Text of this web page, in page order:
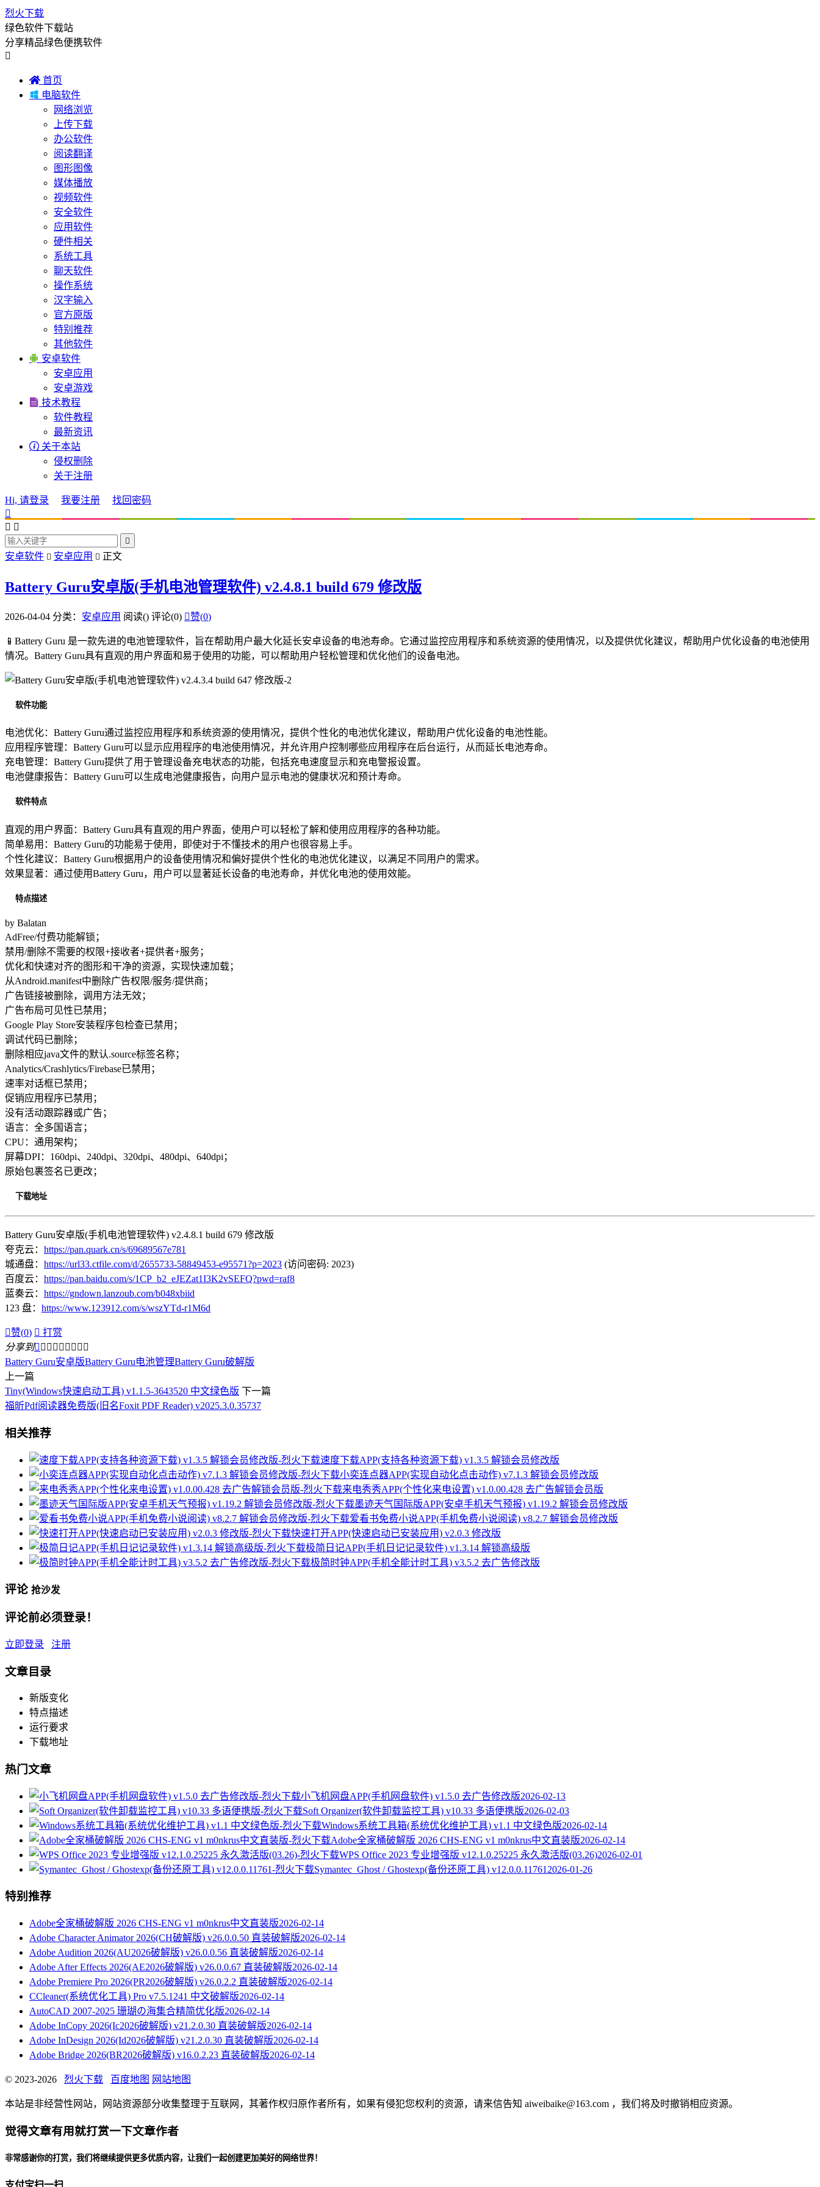
烈火下载
绿色软件下载站
分享精品绿色便携软件

 首页
 电脑软件
网络浏览
上传下载
办公软件
阅读翻译
图形图像
媒体播放
视频软件
安全软件
应用软件
硬件相关
系统工具
聊天软件
操作系统
汉字输入
官方原版
特别推荐
其他软件
 安卓软件
安卓应用
安卓游戏
 技术教程
软件教程
最新资讯
 关于本站
侵权删除
关于注册
Hi, 请登录 我要注册
找回密码

 

安卓软件  安卓应用  正文
Battery Guru安卓版(手机电池管理软件) v2.4.8.1 build 679 修改版
2026-04-04 分类： 安卓应用 阅读() 评论(0) 赞(0)
📱Battery Guru 是一款先进的电池管理软件，旨在帮助用户最大化延长安卓设备的电池寿命。它通过监控应用程序和系统资源的使用情况，以及提供优化建议，帮助用户优化设备的电池使用
情况。Battery Guru具有直观的用户界面和易于使用的功能，可以帮助用户轻松管理和优化他们的设备电池。
软件功能
电池优化：Battery Guru通过监控应用程序和系统资源的使用情况，提供个性化的电池优化建议，帮助用户优化设备的电池性能。
应用程序管理：Battery Guru可以显示应用程序的电池使用情况，并允许用户控制哪些应用程序在后台运行，从而延长电池寿命。
充电管理：Battery Guru提供了用于管理设备充电状态的功能，包括充电速度显示和充电警报设置。
电池健康报告：Battery Guru可以生成电池健康报告，向用户显示电池的健康状况和预计寿命。
软件特点
直观的用户界面：Battery Guru具有直观的用户界面，使用户可以轻松了解和使用应用程序的各种功能。
简单易用：Battery Guru的功能易于使用，即使对于不懂技术的用户也很容易上手。
个性化建议：Battery Guru根据用户的设备使用情况和偏好提供个性化的电池优化建议，以满足不同用户的需求。
效果显著：通过使用Battery Guru，用户可以显著延长设备的电池寿命，并优化电池的使用效能。
特点描述
by Balatan
AdFree/付费功能解锁；
禁用/删除不需要的权限+接收者+提供者+服务；
优化和快速对齐的图形和干净的资源，实现快速加载；
从Android.manifest中删除广告权限/服务/提供商；
广告链接被删除，调用方法无效；
广告布局可见性已禁用；
Google Play Store安装程序包检查已禁用；
调试代码已删除；
删除相应java文件的默认.source标签名称；
Analytics/Crashlytics/Firebase已禁用；
速率对话框已禁用；
促销应用程序已禁用；
没有活动跟踪器或广告；
语言：全多国语言；
CPU：通用架构；
屏幕DPI：160dpi、240dpi、320dpi、480dpi、640dpi；
原始包裹签名已更改；
下载地址
Battery Guru安卓版(手机电池管理软件) v2.4.8.1 build 679 修改版
夸克云： https://pan.quark.cn/s/69689567e781
城通盘： https://url33.ctfile.com/d/2655733-58849453-e95571?p=2023 (访问密码: 2023)
百度云： https://pan.baidu.com/s/1CP_b2_eJEZat1I3K2vSEFQ?pwd=raf8
蓝奏云： https://gndown.lanzoub.com/b048xbiid
123 盘： https://www.123912.com/s/wszYTd-r1M6d
赞(0)  打赏
分享到        
Battery Guru安卓版Battery Guru电池管理Battery Guru破解版
上一篇
Tiny(Windows快速启动工具) v1.1.5-3643520 中文绿色版 下一篇
福昕Pdf阅读器免费版(旧名Foxit PDF Reader) v2025.3.0.35737
相关推荐
速度下载APP(支持各种资源下载) v1.3.5 解锁会员修改版
小奕连点器APP(实现自动化点击动作) v7.1.3 解锁会员修改版
来电秀秀APP(个性化来电设置) v1.0.00.428 去广告解锁会员版
墨迹天气国际版APP(安卓手机天气预报) v1.19.2 解锁会员修改版
爱看书免费小说APP(手机免费小说阅读) v8.2.7 解锁会员修改版
快速打开APP(快速启动已安装应用) v2.0.3 修改版
极简日记APP(手机日记记录软件) v1.3.14 解锁高级版
极简时钟APP(手机全能计时工具) v3.5.2 去广告修改版
评论 抢沙发
评论前必须登录！
立即登录 注册
文章目录
新版变化
特点描述
运行要求
下载地址
热门文章
小飞机网盘APP(手机网盘软件) v1.5.0 去广告修改版2026-02-13
Soft Organizer(软件卸载监控工具) v10.33 多语便携版2026-02-03
Windows系统工具箱(系统优化维护工具) v1.1 中文绿色版2026-02-14
Adobe全家桶破解版 2026 CHS-ENG v1 m0nkrus中文直装版2026-02-14
WPS Office 2023 专业增强版 v12.1.0.25225 永久激活版(03.26)2026-02-01
Symantec_Ghost / Ghostexp(备份还原工具) v12.0.0.11761 2026-01-26
特别推荐
Adobe全家桶破解版 2026 CHS-ENG v1 m0nkrus中文直装版2026-02-14
Adobe Character Animator 2026(CH破解版) v26.0.0.50 直装破解版2026-02-14
Adobe Audition 2026(AU2026破解版) v26.0.0.56 直装破解版2026-02-14
Adobe After Effects 2026(AE2026破解版) v26.0.0.67 直装破解版2026-02-14
Adobe Premiere Pro 2026(PR2026破解版) v26.0.2.2 直装破解版2026-02-14
CCleaner(系统优化工具) Pro v7.5.1241 中文破解版2026-02-14
AutoCAD 2007-2025 珊瑚の海集合精简优化版2026-02-14
Adobe InCopy 2026(Ic2026破解版) v21.2.0.30 直装破解版2026-02-14
Adobe InDesign 2026(Id2026破解版) v21.2.0.30 直装破解版2026-02-14
Adobe Bridge 2026(BR2026破解版) v16.0.2.23 直装破解版2026-02-14
© 2023-2026 烈火下载 百度地图 网站地图
本站是非经营性网站，网站资源部分收集整理于互联网，其著作权归原作者所有，如果有侵犯您权利的资源，请来信告知 aiweibaike@163.com ，我们将及时撤销相应资源。
觉得文章有用就打赏一下文章作者
非常感谢你的打赏，我们将继续提供更多优质内容，让我们一起创建更加美好的网络世界！